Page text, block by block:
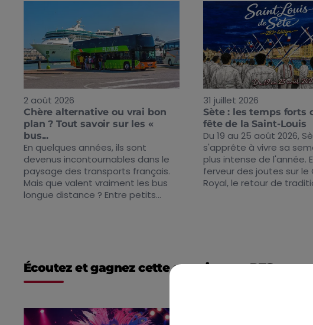
2 août 2026
Chère alternative ou vrai bon
plan ? Tout savoir sur les «
bus...
En quelques années, ils sont
devenus incontournables dans le
paysage des transports français.
Mais que valent vraiment les bus
longue distance ? Entre petits...
31 juillet 2026
Sète : les temps forts
fête de la Saint-Louis
Du 19 au 25 août 2026,
s'apprête à vivre sa
plus intense de l'année.
ferveur des joutes sur le
Royal, le retour de
9h00 - 14h00
Plein sud avec Eric
Écoutez et gagnez cette semaine sur RTS